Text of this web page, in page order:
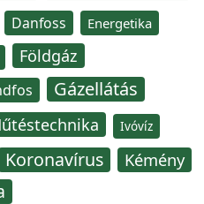
Danfoss Energetika
Földgáz
Gázellátás
Ivóvíz
Koronavírus Kémény